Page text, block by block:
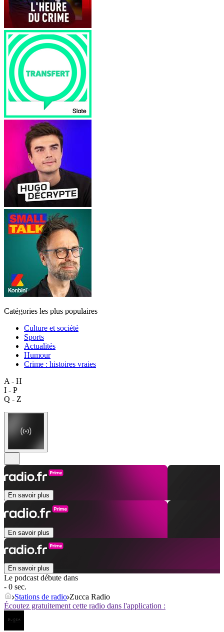
Catégories les plus populaires
Culture et société
Sports
Actualités
Humour
Crime : histoires vraies
A - H
I - P
Q - Z
En savoir plus
En savoir plus
En savoir plus
Le podcast débute dans
- 0 sec.
Stations de radio Zucca Radio
Écoutez gratuitement cette radio dans l'application :